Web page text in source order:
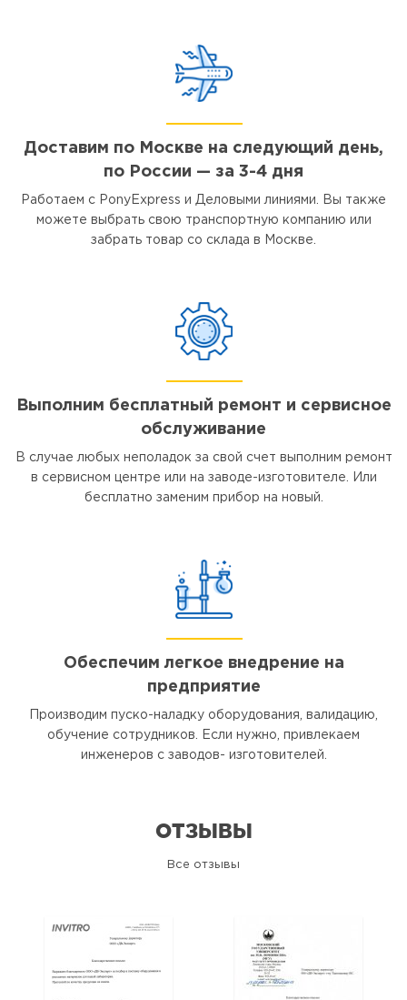
Доставим по Москве на следующий день,
по России — за 3-4 дня
Работаем с PonyExpress и Деловыми линиями. Вы также
можете выбрать свою транспортную компанию или
забрать товар со склада в Москве.
Выполним бесплатный ремонт и сервисное
обслуживание
В случае любых неполадок за свой счет выполним ремонт
в сервисном центре или на заводе-изготовителе. Или
бесплатно заменим прибор на новый.
Обеспечим легкое внедрение на
предприятие
Производим пуско-наладку оборудования, валидацию,
обучение сотрудников. Если нужно, привлекаем
инженеров с заводов- изготовителей.
ОТЗЫВЫ
Все отзывы